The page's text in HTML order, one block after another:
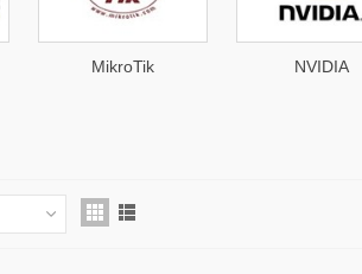
MikroTik NVIDIA